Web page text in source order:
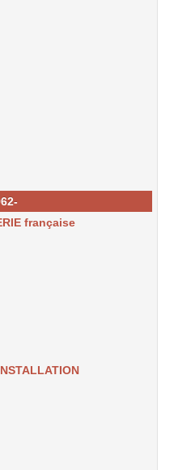
française